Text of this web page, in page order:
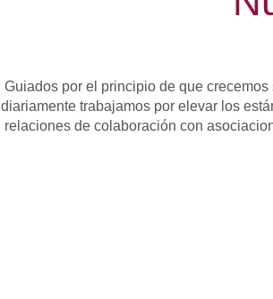
Guiados por el principio de que
diariamente trabajamos por elevar los
relaciones de colaboración con